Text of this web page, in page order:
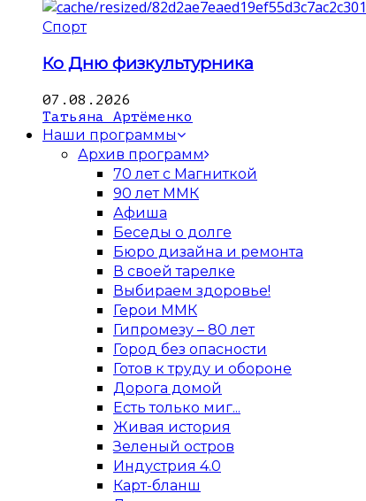
Спорт
Ко Дню физкультурника
07.08.2026
Татьяна Артёменко
Наши программы
Архив программ
70 лет с Магниткой
90 лет ММК
Афиша
Беседы о долге
Бюро дизайна и ремонта
В своей тарелке
Выбираем здоровье!
Герои ММК
Гипромезу – 80 лет
Город без опасности
Готов к труду и обороне
Дорога домой
Есть только миг...
Живая история
Зеленый остров
Индустрия 4.0
Карт-бланш